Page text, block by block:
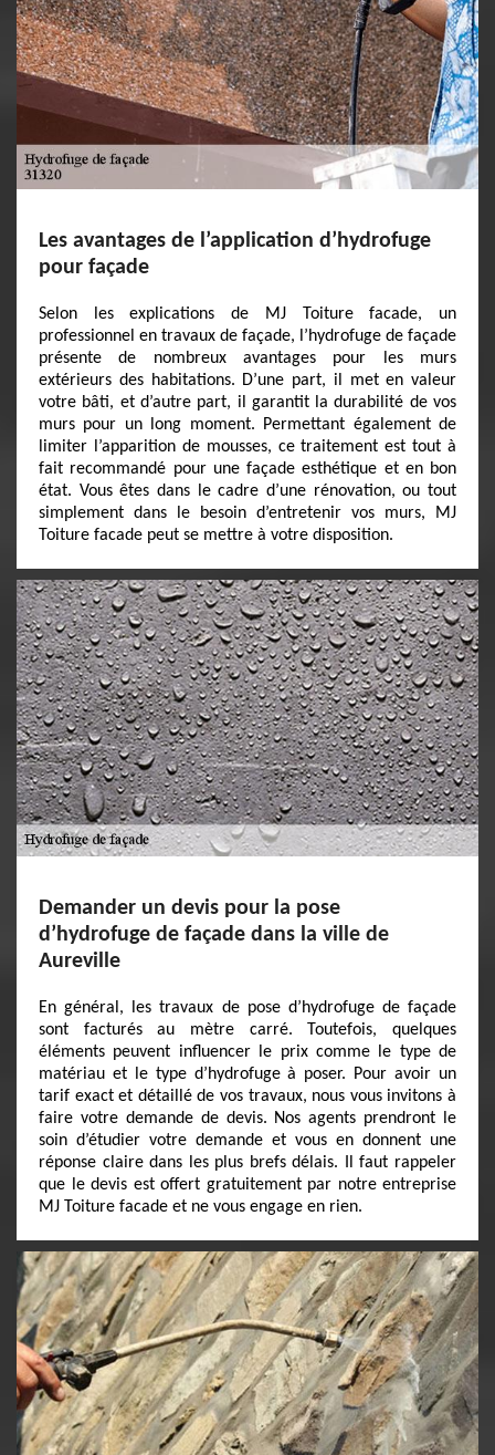
Les avantages de l’application d’hydrofuge
pour façade
Selon les explications de MJ Toiture facade, un
professionnel en travaux de façade, l’hydrofuge de façade
présente de nombreux avantages pour les murs
extérieurs des habitations. D’une part, il met en valeur
votre bâti, et d’autre part, il garantit la durabilité de vos
murs pour un long moment. Permettant également de
limiter l’apparition de mousses, ce traitement est tout à
fait recommandé pour une façade esthétique et en bon
état. Vous êtes dans le cadre d’une rénovation, ou tout
simplement dans le besoin d’entretenir vos murs, MJ
Toiture facade peut se mettre à votre disposition.
Demander un devis pour la pose
d’hydrofuge de façade dans la ville de
Aureville
En général, les travaux de pose d’hydrofuge de façade
sont facturés au mètre carré. Toutefois, quelques
éléments peuvent influencer le prix comme le type de
matériau et le type d’hydrofuge à poser. Pour avoir un
tarif exact et détaillé de vos travaux, nous vous invitons à
faire votre demande de devis. Nos agents prendront le
soin d’étudier votre demande et vous en donnent une
réponse claire dans les plus brefs délais. Il faut rappeler
que le devis est offert gratuitement par notre entreprise
MJ Toiture facade et ne vous engage en rien.